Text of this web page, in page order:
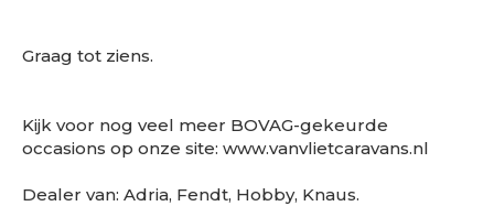
Graag tot ziens.
Kijk voor nog veel meer BOVAG-gekeurde
occasions op onze site: www.vanvlietcaravans.nl
Dealer van: Adria, Fendt, Hobby, Knaus.